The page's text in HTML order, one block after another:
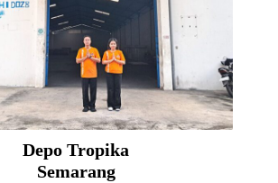
Depo Tropika
Semarang